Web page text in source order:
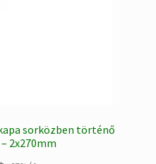
sorközben történő
2x270mm